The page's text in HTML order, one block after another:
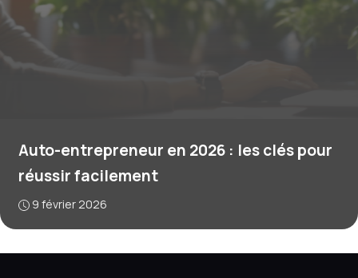
Auto-entrepreneur en 2026 : les clés pour
réussir facilement
9 février 2026